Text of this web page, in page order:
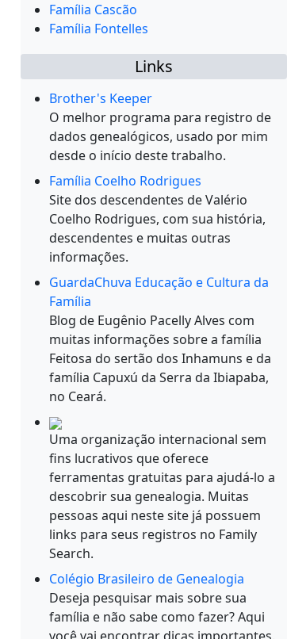
Família Cascão
Família Fontelles
Links
Brother's Keeper
O melhor programa para registro de
dados genealógicos, usado por mim
desde o início deste trabalho.
Família Coelho Rodrigues
Site dos descendentes de Valério
Coelho Rodrigues, com sua história,
descendentes e muitas outras
informações.
GuardaChuva Educação e Cultura da
Família
Blog de Eugênio Pacelly Alves com
muitas informações sobre a família
Feitosa do sertão dos Inhamuns e da
família Capuxú da Serra da Ibiapaba,
no Ceará.
Uma organização internacional sem
fins lucrativos que oferece
ferramentas gratuitas para ajudá-lo a
descobrir sua genealogia. Muitas
pessoas aqui neste site já possuem
links para seus registros no Family
Search.
Colégio Brasileiro de Genealogia
Deseja pesquisar mais sobre sua
família e não sabe como fazer? Aqui